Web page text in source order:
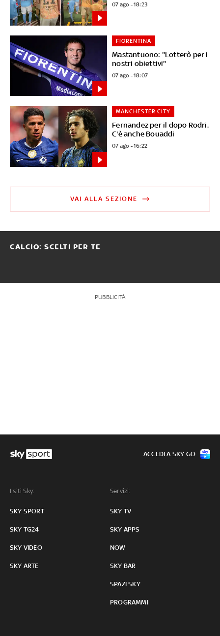
07 ago - 18:23
Mastantuono: "Lotterò per i
nostri obiettivi"
FIORENTINA
07 ago - 18:07
Fernandez per il dopo Rodri.
C'è anche Bouaddi
MANCHESTER CITY
07 ago - 16:22
VAI ALLA SEZIONE
CALCIO: SCELTI PER TE
PUBBLICITÀ
I siti Sky:
SKY SPORT
SKY TG24
SKY VIDEO
SKY ARTE
Servizi:
SKY TV
SKY APPS
NOW
SKY BAR
SPAZI SKY
PROGRAMMI
ACCEDI A SKY GO